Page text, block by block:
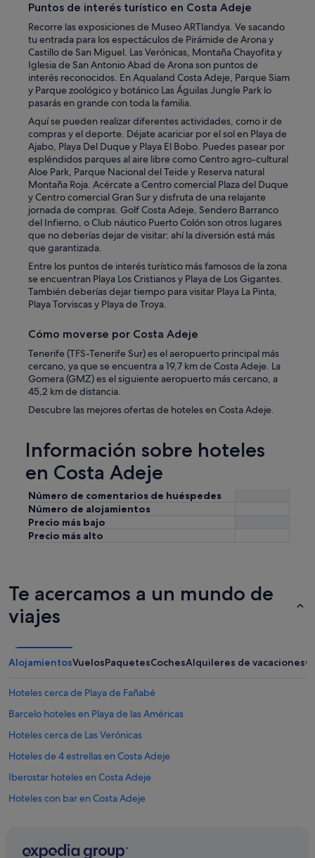
Puntos de interés turístico en Costa Adeje
Recorre las exposiciones de Museo ARTlandya. Ve sacando
tu entrada para los espectáculos de Pirámide de Arona y
Castillo de San Miguel. Las Verónicas, Montaña Chayofita y
Iglesia de San Antonio Abad de Arona son puntos de
interés reconocidos. En Aqualand Costa Adeje, Parque Siam
y Parque zoológico y botánico Las Águilas Jungle Park lo
pasarás en grande con toda la familia.
Aquí se pueden realizar diferentes actividades, como ir de
compras y el deporte. Déjate acariciar por el sol en Playa de
Ajabo, Playa Del Duque y Playa El Bobo. Puedes pasear por
espléndidos parques al aire libre como Centro agro-cultural
Aloe Park, Parque Nacional del Teide y Reserva natural
Montaña Roja. Acércate a Centro comercial Plaza del Duque
y Centro comercial Gran Sur y disfruta de una relajante
jornada de compras. Golf Costa Adeje, Sendero Barranco
del Infierno, o Club náutico Puerto Colón son otros lugares
que no deberías dejar de visitar: ahí la diversión está más
que garantizada.
Entre los puntos de interés turístico más famosos de la zona
se encuentran Playa Los Cristianos y Playa de Los Gigantes.
También deberías dejar tiempo para visitar Playa La Pinta,
Playa Torviscas y Playa de Troya.
Cómo moverse por Costa Adeje
Tenerife (TFS-Tenerife Sur) es el aeropuerto principal más
cercano, ya que se encuentra a 19,7 km de Costa Adeje. La
Gomera (GMZ) es el siguiente aeropuerto más cercano, a
45,2 km de distancia.
Descubre las mejores ofertas de hoteles en Costa Adeje.
Información sobre hoteles
en Costa Adeje
Número de comentarios de huéspedes
Número de alojamientos
Precio más bajo
Precio más alto
Te acercamos a un mundo de
viajes
AlojamientosVuelosPaquetesCochesAlquileres de vacaciones
Hoteles cerca de Playa de Fañabé
Barcelo hoteles en Playa de las Américas
Hoteles cerca de Las Verónicas
Hoteles de 4 estrellas en Costa Adeje
Iberostar hoteles en Costa Adeje
Hoteles con bar en Costa Adeje